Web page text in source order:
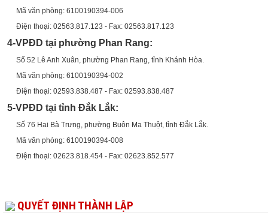
Mã văn phòng: 6100190394-006
Điện thoại: 02563.817.123 - Fax: 02563.817.123
4-VPĐD tại phường Phan Rang:
Số 52 Lê Anh Xuân, phường Phan Rang, tỉnh Khánh Hòa.
Mã văn phòng: 6100190394-002
Điện thoại: 02593.838.487 - Fax: 02593.838.487
5-VPĐD tại tỉnh Đắk Lắk:
Số 76 Hai Bà Trưng, phường Buôn Ma Thuột, tỉnh Đắk Lắk.
Mã văn phòng: 6100190394-008
Điện thoại: 02623.818.454 - Fax: 02623.852.577
QUYẾT ĐỊNH THÀNH LẬP